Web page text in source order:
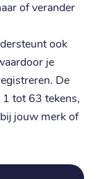
of verander
ook
je
De
1 tot 63 tekens,
jouw merk of